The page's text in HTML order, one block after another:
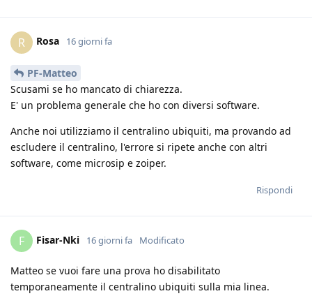
R Rosa 16 giorni fa
PF-Matteo
Scusami se ho mancato di chiarezza.
E' un problema generale che ho con diversi software.
Anche noi utilizziamo il centralino ubiquiti, ma provando ad
escludere il centralino, l'errore si ripete anche con altri
software, come microsip e zoiper.
Rispondi
F Fisar-Nki 16 giorni fa Modificato
Matteo se vuoi fare una prova ho disabilitato
temporaneamente il centralino ubiquiti sulla mia linea.